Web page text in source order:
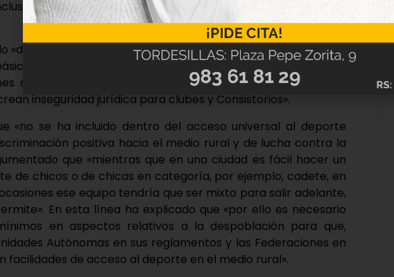
como aspectos importantes en el acceso universal al
«dos factores que no están incluidos en la Ley y que desde los
que se incluyan». En este sentido, ha hecho referencia al
deportivas y el voluntariado deportivo, que, según él, «no
inseguridad jurídica para clubes y Consistorios».
«no se ha incluido dentro del acceso universal al deporte
positiva hacia el medio rural y de lucha contra la
que «mientras que en una ciudad es fácil hacer un
de chicos o de chicas en categoría, por ejemplo, cadete, en
ese equipo tendría que ser mixto para salir adelante,
En esta línea ha explicado que «por ello es necesario
en aspectos relativos a la despoblación para que,
Autónomas en sus reglamentos y las Federaciones en
facilidades de acceso al deporte en el medio rural».